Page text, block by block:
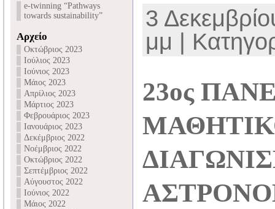
e-twinning “Pathways
towards sustainability”
Αρχείο
Οκτώβριος 2023
Ιούλιος 2023
Ιούνιος 2023
Μάιος 2023
Απρίλιος 2023
Μάρτιος 2023
Φεβρουάριος 2023
Ιανουάριος 2023
Δεκέμβριος 2022
Νοέμβριος 2022
Οκτώβριος 2022
Σεπτέμβριος 2022
Αύγουστος 2022
Ιούνιος 2022
Μάιος 2022
3
μμ |
23ος